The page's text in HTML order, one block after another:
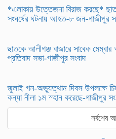
*এলাকায় উত্তেজনা বিরাজ করছে*
সংঘর্ষের ঘটনায় আহত-৮ জন-গাজীপুর
ছাতকে আলীগঞ্জ বাজারে সাবেক মেম্বার
প্রতিবাদ সভা-গাজীপুর সংবাদ
জুলাই গন-অভ্যুত্থান দিবস উপলক্ষে
কন্যা নীলা ১ম স্হান করেছে-গাজীপুর
সর্বশেষ